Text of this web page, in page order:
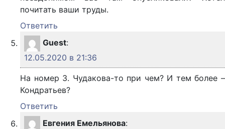
почитать ваши труды.
Ответить
Guest:
12.05.2020 в 21:36
На номер 3. Чудакова-то при чем? И тем более –
Кондратьев?
Ответить
Евгения Емельянова: